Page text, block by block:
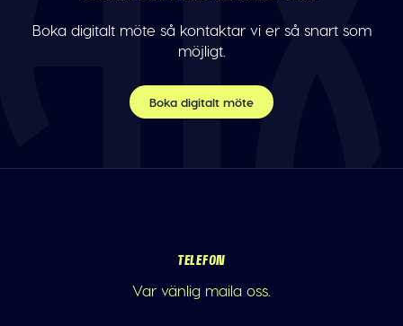
Boka digitalt möte så kontaktar vi er så snart som
möjligt.
Boka digitalt möte
TELEFON
Var vänlig maila oss.